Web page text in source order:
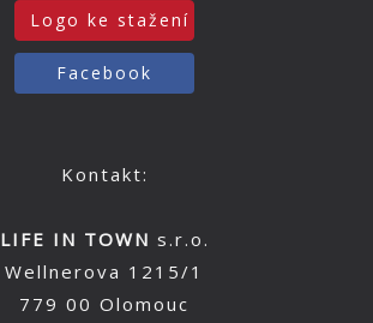
Logo ke stažení
Facebook
Kontakt:
LIFE IN TOWN s.r.o.
Wellnerova 1215/1
779 00 Olomouc